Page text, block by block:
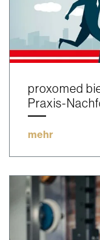
proxomed
Praxis-
mehr